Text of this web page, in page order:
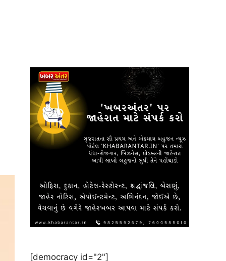
[democracy id="2"]